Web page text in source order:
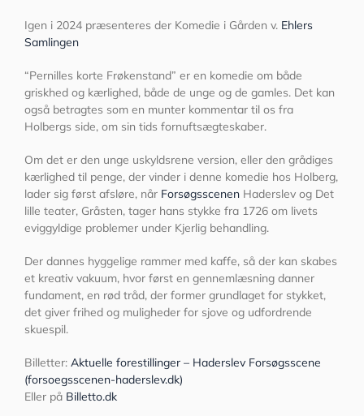
Igen i 2024 præsenteres der Komedie i Gården v. Ehlers
Samlingen
“Pernilles korte Frøkenstand” er en komedie om både
griskhed og kærlighed, både de unge og de gamles. Det kan
også betragtes som en munter kommentar til os fra
Holbergs side, om sin tids fornuftsægteskaber.
Om det er den unge uskyldsrene version, eller den grådiges
kærlighed til penge, der vinder i denne komedie hos Holberg,
lader sig først afsløre, når Forsøgsscenen Haderslev og Det
lille teater, Gråsten, tager hans stykke fra 1726 om livets
eviggyldige problemer under Kjerlig behandling.
Der dannes hyggelige rammer med kaffe, så der kan skabes
et kreativ vakuum, hvor først en gennemlæsning danner
fundament, en rød tråd, der former grundlaget for stykket,
det giver frihed og muligheder for sjove og udfordrende
skuespil.
Billetter: Aktuelle forestillinger – Haderslev Forsøgsscene
(forsoegsscenen-haderslev.dk)
Eller på Billetto.dk